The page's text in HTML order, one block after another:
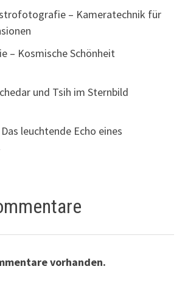
– Kameratechnik für
– Kosmische Schönheit
und Tsih im Sternbild
leuchtende Echo eines
vorhanden.